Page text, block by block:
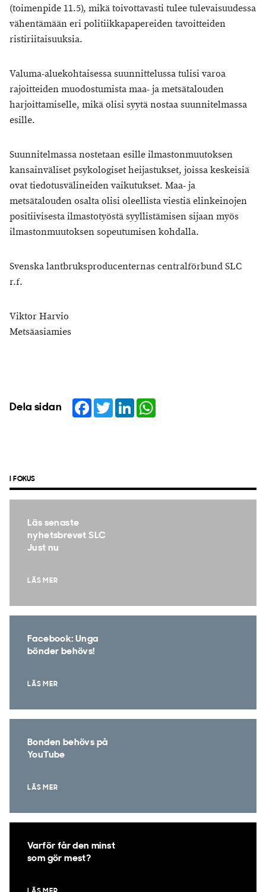
(toimenpide 11.5), mikä toivottavasti tulee tulevaisuudessa
vähentämään eri politiikkapapereiden tavoitteiden
ristiriitaisuuksia.
Valuma-aluekohtaisessa suunnittelussa tulisi varoa
rajoitteiden muodostumista maa- ja metsätalouden
harjoittamiselle, mikä olisi syytä nostaa suunnitelmassa
esille.
Suunnitelmassa nostetaan esille ilmastonmuutoksen
kansainväliset psykologiset heijastukset, joissa keskeisiä
ovat tiedotusvälineiden vaikutukset. Maa- ja
metsätalouden osalta olisi oleellista viestiä elinkeinojen
positiivisesta ilmastotyöstä syyllistämisen sijaan myös
ilmastonmuutoksen sopeutumisen kohdalla.
Svenska lantbruksproducenternas centralförbund SLC
r.f.
Viktor Harvio
Metsäasiamies
Dela sidan Facebook
TwitterLinkedIn
I FOKUS
Läs senaste
nyhetsbrevet SLC
Just nu
LÄS MER
Facebook: Unga
bönder behövs!
LÄS MER
Bonden behövs på
YouTube
LÄS MER
Varför får den minst
som gör mest?